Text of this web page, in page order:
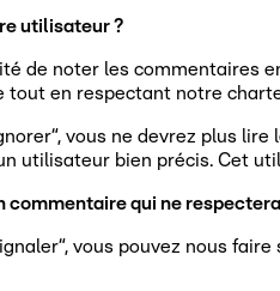
utilisateur ?
de noter les commentaires
tout en respectant notre
vous ne devrez plus
utilisateur bien précis. Cet
commentaire qui ne
vous pouvez nous